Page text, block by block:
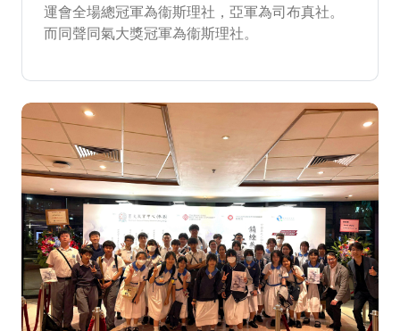
運會全場總冠軍為衞斯理社，亞軍為司布真社。
而同聲同氣大獎冠軍為衞斯理社。